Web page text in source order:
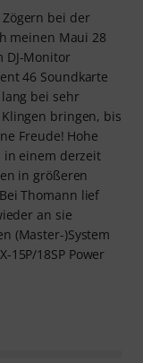
bei der
meinen Maui 28
DJ-Monitor
46 Soundkarte
bei sehr
bringen, bis
Freude! Hohe
in einem derzeit
in größeren
Thomann lief
an sie
(Master-)System
15P/18SP Power